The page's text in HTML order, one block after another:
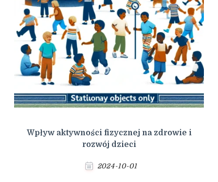
Wpływ aktywności fizycznej na zdrowie i
rozwój dzieci
2024-10-01